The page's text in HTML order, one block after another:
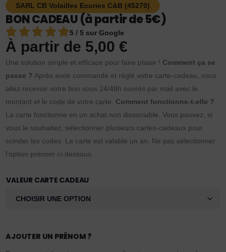
SARL CB Volailles Ecuries C&B (45270)
BON CADEAU (à partir de 5€)
5 / 5 sur Google
À partir de 5,00€
Une solution simple et efficace pour faire plaisir ! Comment ça se
passe ? Après avoir commandé et réglé votre carte-cadeau, vous
allez recevoir votre bon sous 24/48h ouvrés par mail avec le
montant et le code de votre carte. Comment fonctionne-t-elle ?
La carte fonctionne en un achat non dissociable. Vous pouvez, si
vous le souhaitez, sélectionner plusieurs cartes-cadeaux pour
scinder les codes. La carte est valable un an. Ne pas sélectionner
l'option prénom ci-dessous.
VALEUR CARTE CADEAU
AJOUTER UN PRÉNOM ?